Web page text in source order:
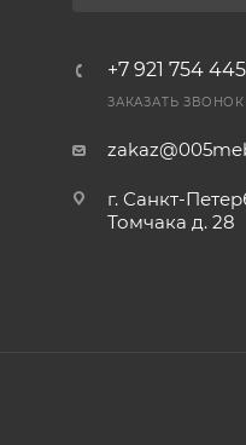
+7 921 754
ЗАКАЗАТЬ ЗВОНОК
г. Санкт-
Томчака д. 28